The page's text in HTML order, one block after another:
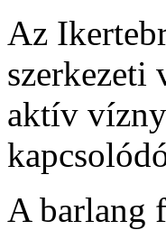
Az
szerkezeti
aktív
A barlang